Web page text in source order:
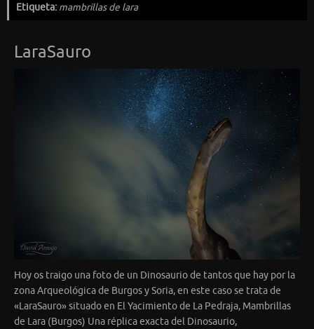
Etiqueta: mambrillas de lara
LaraSauro
Hoy os traigo una foto de un Dinosaurio de tantos que hay por la
zona Arqueológica de Burgos y Soria, en este caso se trata de
«LaraSauro» situado en El Yacimiento de La Pedraja, Mambrillas
de Lara (Burgos) Una réplica exacta del Dinosaurio,